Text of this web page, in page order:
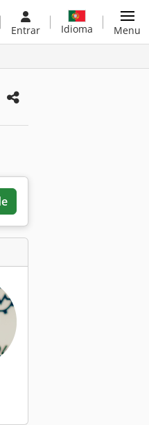
Entrar Idioma Menu